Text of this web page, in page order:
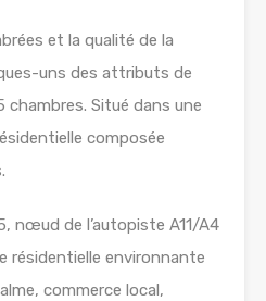
et la qualité de la
uns des attributs de
chambres. Situé dans une
composée
nœud de l’autopiste A11/A4
résidentielle environnante
commerce local,